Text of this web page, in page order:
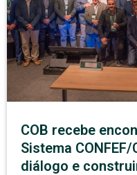
COB recebe
Sistema
diálogo e